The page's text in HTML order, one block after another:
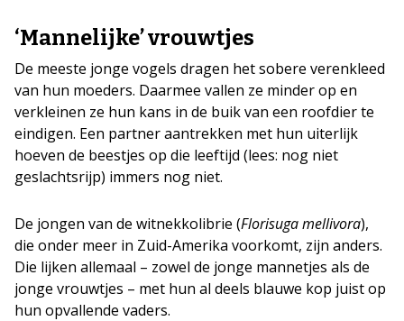
‘Mannelijke’ vrouwtjes
De meeste jonge vogels dragen het sobere verenkleed
van hun moeders. Daarmee vallen ze minder op en
verkleinen ze hun kans in de buik van een roofdier te
eindigen. Een partner aantrekken met hun uiterlijk
hoeven de beestjes op die leeftijd (lees: nog niet
geslachtsrijp) immers nog niet.
De jongen van de witnekkolibrie (Florisuga mellivora),
die onder meer in Zuid-Amerika voorkomt, zijn anders.
Die lijken allemaal – zowel de jonge mannetjes als de
jonge vrouwtjes – met hun al deels blauwe kop juist op
hun opvallende vaders.